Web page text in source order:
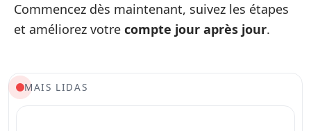
Commencez dès maintenant, suivez les étapes
et améliorez votre compte jour après jour.
MAIS LIDAS